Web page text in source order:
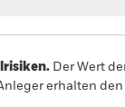
Der Wert
erhalten